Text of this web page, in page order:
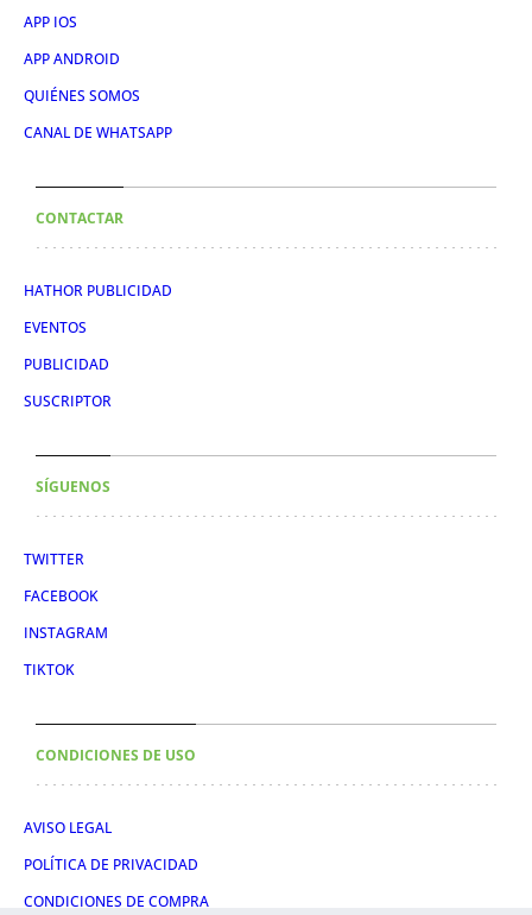
APP IOS
APP ANDROID
QUIÉNES SOMOS
CANAL DE WHATSAPP
CONTACTAR
HATHOR PUBLICIDAD
EVENTOS
PUBLICIDAD
SUSCRIPTOR
SÍGUENOS
TWITTER
FACEBOOK
INSTAGRAM
TIKTOK
CONDICIONES DE USO
AVISO LEGAL
POLÍTICA DE PRIVACIDAD
CONDICIONES DE COMPRA